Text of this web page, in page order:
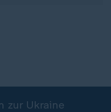
zur Ukraine